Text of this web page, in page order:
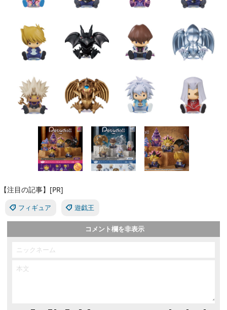
【注目の記事】[PR]
フィギュア 遊戯王
コメント欄を非表示